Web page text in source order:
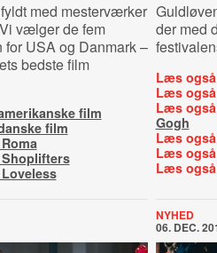
med mesterværker
vælger de fem
for USA og Danmark –
bedste film
film
film
der med
Læs
Læs
Læs
Gogh
Læs
Læs
Læs
NYHED
06. DEC.